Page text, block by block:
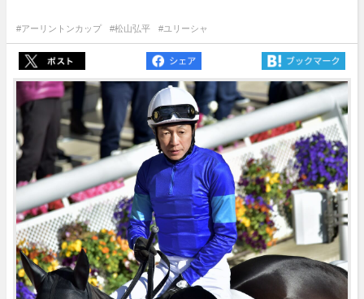
#アーリントンカップ #松山弘平 #ユリーシャ